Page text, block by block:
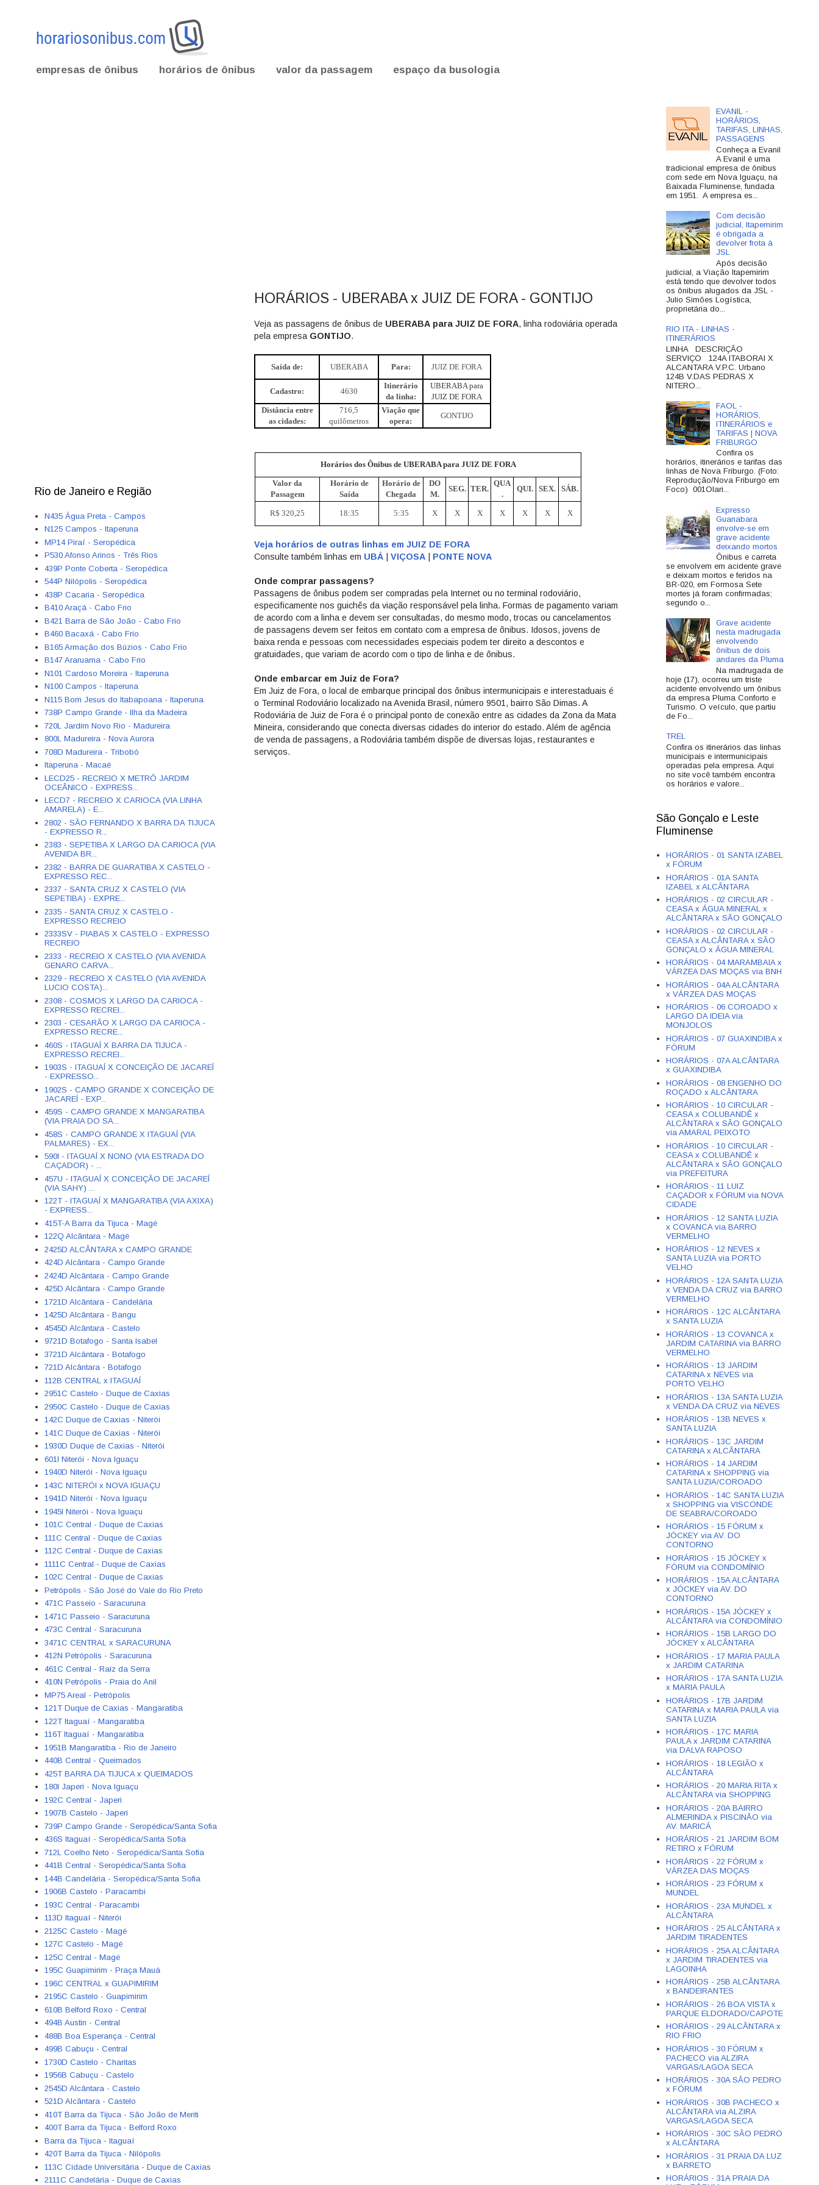
empresas de ônibus horários de ônibus valor da passagem espaço da busologia
HORÁRIOS - UBERABA x JUIZ DE FORA - GONTIJO
Veja as passagens de ônibus de UBERABA para JUIZ DE FORA, linha rodoviária operada
pela empresa GONTIJO.
Saída de: UBERABA Para: JUIZ DE FORA
Cadastro: 4630
Itinerário
da linha:
UBERABA para
JUIZ DE FORA
Distância entre
as cidades:
716,5
quilômetros
Viação que
opera:
GONTIJO
Horários dos Ônibus de UBERABA para JUIZ DE FORA
Valor da
Passagem
Horário de
Saída
Horário de
Chegada
DO
M.
SEG. TER.
QUA
.
QUI. SEX. SÁB.
R$ 320,25 18:35 5:35 X X X X X X X
Veja horários de outras linhas em JUIZ DE FORA
Consulte também linhas em UBÁ VIÇOSA PONTE NOVA
Onde comprar passagens?
Passagens de ônibus podem ser compradas pela Internet ou no terminal rodoviário,
especificamente nos guichês da viação responsável pela linha. Formas de pagamento variam
de acordo com a linha e devem ser consultadas, do mesmo modo, trocas ou cancelamentos
de passagens devem ser feitos em contato com a empresa de ônibus. Idosos, jovens de
baixa renda e pessoas com necessidades especiais podem ter direito a descontos e
gratuidades, que variam de acordo com o tipo de linha e de ônibus.
Onde embarcar em Juiz de Fora?
Em Juiz de Fora, o local de embarque principal dos ônibus intermunicipais e interestaduais é
o Terminal Rodoviário localizado na Avenida Brasil, número 9501, bairro São Dimas. A
Rodoviária de Juiz de Fora é o principal ponto de conexão entre as cidades da Zona da Mata
Mineira, considerando que conecta diversas cidades do interior do estado. Além de agência
de venda de passagens, a Rodoviária também dispõe de diversas lojas, restaurantes e
serviços.
Rio de Janeiro e Região
N435 Água Preta - Campos
N125 Campos - Itaperuna
MP14 Piraí - Seropédica
P530 Afonso Arinos - Três Rios
439P Ponte Coberta - Seropédica
544P Nilópolis - Seropédica
438P Cacaria - Seropédica
B410 Araçá - Cabo Frio
B421 Barra de São João - Cabo Frio
B460 Bacaxá - Cabo Frio
B165 Armação dos Búzios - Cabo Frio
B147 Araruama - Cabo Frio
N101 Cardoso Moreira - Itaperuna
N100 Campos - Itaperuna
N115 Bom Jesus do Itabapoana - Itaperuna
738P Campo Grande - Ilha da Madeira
720L Jardim Novo Rio - Madureira
800L Madureira - Nova Aurora
708D Madureira - Tribobó
Itaperuna - Macaé
LECD25 - RECREIO X METRÔ JARDIM
OCEÂNICO - EXPRESS...
LECD7 - RECREIO X CARIOCA (VIA LINHA
AMARELA) - E...
2802 - SÃO FERNANDO X BARRA DA TIJUCA
- EXPRESSO R...
2383 - SEPETIBA X LARGO DA CARIOCA (VIA
AVENIDA BR...
2382 - BARRA DE GUARATIBA X CASTELO -
EXPRESSO REC...
2337 - SANTA CRUZ X CASTELO (VIA
SEPETIBA) - EXPRE...
2335 - SANTA CRUZ X CASTELO -
EXPRESSO RECREIO
2333SV - PIABAS X CASTELO - EXPRESSO
RECREIO
2333 - RECREIO X CASTELO (VIA AVENIDA
GENARO CARVA...
2329 - RECREIO X CASTELO (VIA AVENIDA
LUCIO COSTA)...
2308 - COSMOS X LARGO DA CARIOCA -
EXPRESSO RECREI...
2303 - CESARÃO X LARGO DA CARIOCA -
EXPRESSO RECRE...
460S - ITAGUAÍ X BARRA DA TIJUCA -
EXPRESSO RECREI...
1903S - ITAGUAÍ X CONCEIÇÃO DE JACAREÍ
- EXPRESSO...
1902S - CAMPO GRANDE X CONCEIÇÃO DE
JACAREÍ - EXP...
459S - CAMPO GRANDE X MANGARATIBA
(VIA PRAIA DO SA...
458S - CAMPO GRANDE X ITAGUAÍ (VIA
PALMARES) - EX...
590I - ITAGUAÍ X NONO (VIA ESTRADA DO
CAÇADOR) - ...
457U - ITAGUAÍ X CONCEIÇÃO DE JACAREÍ
(VIA SAHY) ...
122T - ITAGUAÍ X MANGARATIBA (VIA AXIXA)
- EXPRESS...
415T-A Barra da Tijuca - Magé
122Q Alcântara - Magé
2425D ALCÂNTARA x CAMPO GRANDE
424D Alcântara - Campo Grande
2424D Alcântara - Campo Grande
425D Alcântara - Campo Grande
1721D Alcântara - Candelária
1425D Alcântara - Bangu
4545D Alcântara - Castelo
9721D Botafogo - Santa Isabel
3721D Alcântara - Botafogo
721D Alcântara - Botafogo
112B CENTRAL x ITAGUAÍ
2951C Castelo - Duque de Caxias
2950C Castelo - Duque de Caxias
142C Duque de Caxias - Niterói
141C Duque de Caxias - Niterói
1930D Duque de Caxias - Niterói
601I Niterói - Nova Iguaçu
1940D Niterói - Nova Iguaçu
143C NITERÓI x NOVA IGUAÇU
1941D Niterói - Nova Iguaçu
1945I Niterói - Nova Iguaçu
101C Central - Duque de Caxias
111C Central - Duque de Caxias
112C Central - Duque de Caxias
1111C Central - Duque de Caxias
102C Central - Duque de Caxias
Petrópolis - São José do Vale do Rio Preto
471C Passeio - Saracuruna
1471C Passeio - Saracuruna
473C Central - Saracuruna
3471C CENTRAL x SARACURUNA
412N Petrópolis - Saracuruna
461C Central - Raiz da Serra
410N Petrópolis - Praia do Anil
MP75 Areal - Petrópolis
121T Duque de Caxias - Mangaratiba
122T Itaguaí - Mangaratiba
116T Itaguaí - Mangaratiba
1951B Mangaratiba - Rio de Janeiro
440B Central - Queimados
425T BARRA DA TIJUCA x QUEIMADOS
180I Japeri - Nova Iguaçu
192C Central - Japeri
1907B Castelo - Japeri
739P Campo Grande - Seropédica/Santa Sofia
436S Itaguaí - Seropédica/Santa Sofia
712L Coelho Neto - Seropédica/Santa Sofia
441B Central - Seropédica/Santa Sofia
144B Candelária - Seropédica/Santa Sofia
1906B Castelo - Paracambi
193C Central - Paracambi
113D Itaguaí - Niterói
2125C Castelo - Magé
127C Castelo - Magé
125C Central - Magé
195C Guapimirim - Praça Mauá
196C CENTRAL x GUAPIMIRIM
2195C Castelo - Guapimirim
610B Belford Roxo - Central
494B Austin - Central
488B Boa Esperança - Central
499B Cabuçu - Central
1730D Castelo - Charitas
1956B Cabuçu - Castelo
2545D Alcântara - Castelo
521D Alcântara - Castelo
410T Barra da Tijuca - São João de Meriti
400T Barra da Tijuca - Belford Roxo
Barra da Tijuca - Itaguaí
420T Barra da Tijuca - Nilópolis
113C Cidade Universitária - Duque de Caxias
2111C Candelária - Duque de Caxias
EVANIL -
HORÁRIOS,
TARIFAS, LINHAS,
PASSAGENS
Conheça a Evanil
A Evanil é uma
tradicional empresa de ônibus
com sede em Nova Iguaçu, na
Baixada Fluminense, fundada
em 1951. A empresa es...
Com decisão
judicial, Itapemirim
é obrigada a
devolver frota à
JSL
Após decisão
judicial, a Viação Itapemirim
está tendo que devolver todos
os ônibus alugados da JSL -
Julio Simões Logística,
proprietária do...
RIO ITA - LINHAS -
ITINERÁRIOS
LINHA DESCRIÇÃO
SERVIÇO 124A ITABORAI X
ALCANTARA V.P.C. Urbano
124B V.DAS PEDRAS X
NITERO...
FAOL -
HORÁRIOS,
ITINERÁRIOS e
TARIFAS | NOVA
FRIBURGO
Confira os
horários, itinerários e tarifas das
linhas de Nova Friburgo. (Foto:
Reprodução/Nova Friburgo em
Foco) 001Olari...
Expresso
Guanabara
envolve-se em
grave acidente
deixando mortos
Ônibus e carreta
se envolvem em acidente grave
e deixam mortos e feridos na
BR-020, em Formosa Sete
mortes já foram confirmadas;
segundo o...
Grave acidente
nesta madrugada
envolvendo
ônibus de dois
andares da Pluma
Na madrugada de
hoje (17), ocorreu um triste
acidente envolvendo um ônibus
da empresa Pluma Conforto e
Turismo. O veículo, que partiu
de Fo...
TREL
Confira os itinerários das linhas
municipais e intermunicipais
operadas pela empresa. Aqui
no site você também encontra
os horários e valore...
São Gonçalo e Leste
Fluminense
HORÁRIOS - 01 SANTA IZABEL
x FÓRUM
HORÁRIOS - 01A SANTA
IZABEL x ALCÂNTARA
HORÁRIOS - 02 CIRCULAR -
CEASA x ÁGUA MINERAL x
ALCÂNTARA x SÃO GONÇALO
HORÁRIOS - 02 CIRCULAR -
CEASA x ALCÂNTARA x SÃO
GONÇALO x ÁGUA MINERAL
HORÁRIOS - 04 MARAMBAIA x
VÁRZEA DAS MOÇAS via BNH
HORÁRIOS - 04A ALCÂNTARA
x VÁRZEA DAS MOÇAS
HORÁRIOS - 06 COROADO x
LARGO DA IDEIA via
MONJOLOS
HORÁRIOS - 07 GUAXINDIBA x
FÓRUM
HORÁRIOS - 07A ALCÂNTARA
x GUAXINDIBA
HORÁRIOS - 08 ENGENHO DO
ROÇADO x ALCÂNTARA
HORÁRIOS - 10 CIRCULAR -
CEASA x COLUBANDÊ x
ALCÂNTARA x SÃO GONÇALO
via AMARAL PEIXOTO
HORÁRIOS - 10 CIRCULAR -
CEASA x COLUBANDÊ x
ALCÂNTARA x SÃO GONÇALO
via PREFEITURA
HORÁRIOS - 11 LUIZ
CAÇADOR x FÓRUM via NOVA
CIDADE
HORÁRIOS - 12 SANTA LUZIA
x COVANCA via BARRO
VERMELHO
HORÁRIOS - 12 NEVES x
SANTA LUZIA via PORTO
VELHO
HORÁRIOS - 12A SANTA LUZIA
x VENDA DA CRUZ via BARRO
VERMELHO
HORÁRIOS - 12C ALCÂNTARA
x SANTA LUZIA
HORÁRIOS - 13 COVANCA x
JARDIM CATARINA via BARRO
VERMELHO
HORÁRIOS - 13 JARDIM
CATARINA x NEVES via
PORTO VELHO
HORÁRIOS - 13A SANTA LUZIA
x VENDA DA CRUZ via NEVES
HORÁRIOS - 13B NEVES x
SANTA LUZIA
HORÁRIOS - 13C JARDIM
CATARINA x ALCÂNTARA
HORÁRIOS - 14 JARDIM
CATARINA x SHOPPING via
SANTA LUZIA/COROADO
HORÁRIOS - 14C SANTA LUZIA
x SHOPPING via VISCONDE
DE SEABRA/COROADO
HORÁRIOS - 15 FÓRUM x
JÓCKEY via AV. DO
CONTORNO
HORÁRIOS - 15 JÓCKEY x
FÓRUM via CONDOMÍNIO
HORÁRIOS - 15A ALCÂNTARA
x JÓCKEY via AV. DO
CONTORNO
HORÁRIOS - 15A JÓCKEY x
ALCÂNTARA via CONDOMÍNIO
HORÁRIOS - 15B LARGO DO
JÓCKEY x ALCÂNTARA
HORÁRIOS - 17 MARIA PAULA
x JARDIM CATARINA
HORÁRIOS - 17A SANTA LUZIA
x MARIA PAULA
HORÁRIOS - 17B JARDIM
CATARINA x MARIA PAULA via
SANTA LUZIA
HORÁRIOS - 17C MARIA
PAULA x JARDIM CATARINA
via DALVA RAPOSO
HORÁRIOS - 18 LEGIÃO x
ALCÂNTARA
HORÁRIOS - 20 MARIA RITA x
ALCÂNTARA via SHOPPING
HORÁRIOS - 20A BAIRRO
ALMERINDA x PISCINÃO via
AV. MARICÁ
HORÁRIOS - 21 JARDIM BOM
RETIRO x FÓRUM
HORÁRIOS - 22 FÓRUM x
VÁRZEA DAS MOÇAS
HORÁRIOS - 23 FÓRUM x
MUNDEL
HORÁRIOS - 23A MUNDEL x
ALCÂNTARA
HORÁRIOS - 25 ALCÂNTARA x
JARDIM TIRADENTES
HORÁRIOS - 25A ALCÂNTARA
x JARDIM TIRADENTES via
LAGOINHA
HORÁRIOS - 25B ALCÂNTARA
x BANDEIRANTES
HORÁRIOS - 26 BOA VISTA x
PARQUE ELDORADO/CAPOTE
HORÁRIOS - 29 ALCÂNTARA x
RIO FRIO
HORÁRIOS - 30 FÓRUM x
PACHECO via ALZIRA
VARGAS/LAGOA SECA
HORÁRIOS - 30A SÃO PEDRO
x FÓRUM
HORÁRIOS - 30B PACHECO x
ALCÂNTARA via ALZIRA
VARGAS/LAGOA SECA
HORÁRIOS - 30C SÃO PEDRO
x ALCÂNTARA
HORÁRIOS - 31 PRAIA DA LUZ
x BARRETO
HORÁRIOS - 31A PRAIA DA